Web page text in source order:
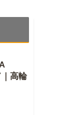
高輪